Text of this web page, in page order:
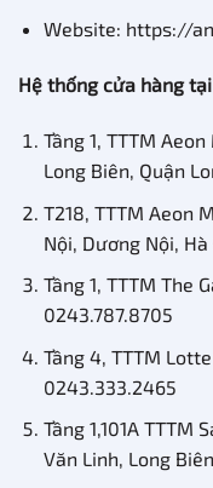
Website: https://
Hệ thống cửa hàng
Tầng 1, TTTM
Long Biên, Quận
T218, TTTM Aeon
Nội, Dương Nội,
Tầng 1, TTTM The
0243.787.8705
Tầng 4, TTTM
0243.333.2465
Tầng 1,101A TTTM
Văn Linh, Long